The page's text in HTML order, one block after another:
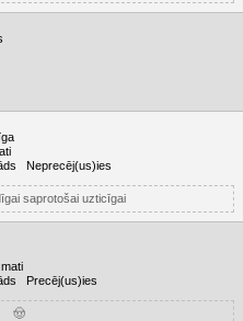
Neprecēj(us)ies
saprotošai uzticīgai
Precēj(us)ies
🤠